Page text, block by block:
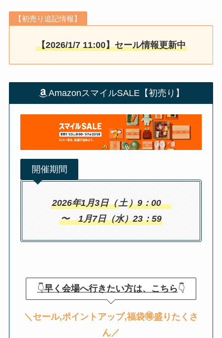
【初売り追記情報】
【2026/1/7 11:00】セール情報更新中
AmazonスマイルSALE【初売り】
開催期間
2026年1月3日（土）9：00
〜 1月7日（水）23：59
👇早く会場へ行きたい方は、こちら 👇
＼ セール,ポイントアップ,福袋🉐盛りたくさ
ん／